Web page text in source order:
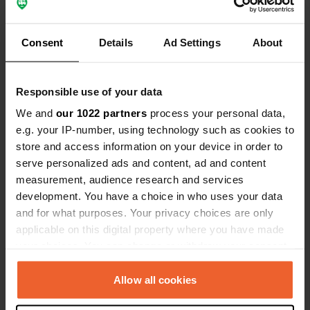
Consent Details Ad Settings About
Responsible use of your data
We and our 1022 partners process your personal data,
e.g. your IP-number, using technology such as cookies to
store and access information on your device in order to
serve personalized ads and content, ad and content
measurement, audience research and services
development. You have a choice in who uses your data
and for what purposes. Your privacy choices are only
applicable on this digital property where you have made
any time from the Cookie Declaration or by clicking on
the Privacy trigger icon.Allow all cookies
Emplacement
Ivarsbygget 2
360 30, Sävsjö kommun, Suède
Copie
Coordonnées
57° 9' 37" N 14° 24' 44" E
57.1603778 14.4121266
Copie
PRO+